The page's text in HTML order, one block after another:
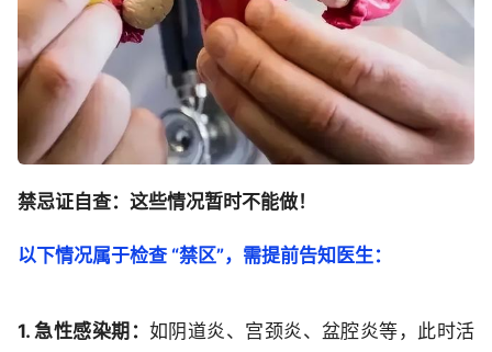
禁忌证自查：这些情况暂时不能做！
以下情况属于检查 “禁区”，需提前告知医生：
1. 急性感染期：如阴道炎、宫颈炎、盆腔炎等，此时活